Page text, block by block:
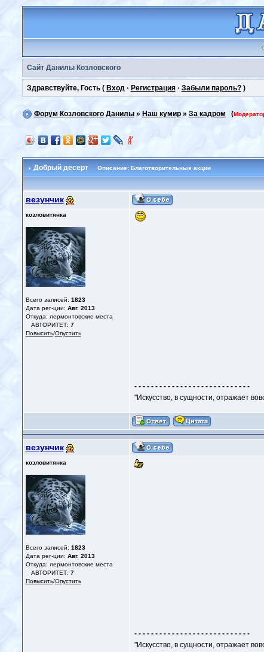
Сайт Данилы Козловского
Здравствуйте, Гость ( Вход· Регистрация· Забыли пароль?)
Форум Козловского Данилы» Наш кумир» За кадром (
Добрый десерт Описание: Благотворительные акции
везунчик
козловитянка
Всего записей: 1823
Дата рег-ции: Авг. 2013
Откуда: лермонтовские места
АВТОРИТЕТ: 7
Повысить/Опустить
- - - - - - - - - - - - - - - - - - - - - - - - - - - -
"Искусство, в сущности, отражает
везунчик
козловитянка
Всего записей: 1823
Дата рег-ции: Авг. 2013
Откуда: лермонтовские места
АВТОРИТЕТ: 7
Повысить/Опустить
- - - - - - - - - - - - - - - - - - - - - - - - - - - -
"Искусство, в сущности, отражает